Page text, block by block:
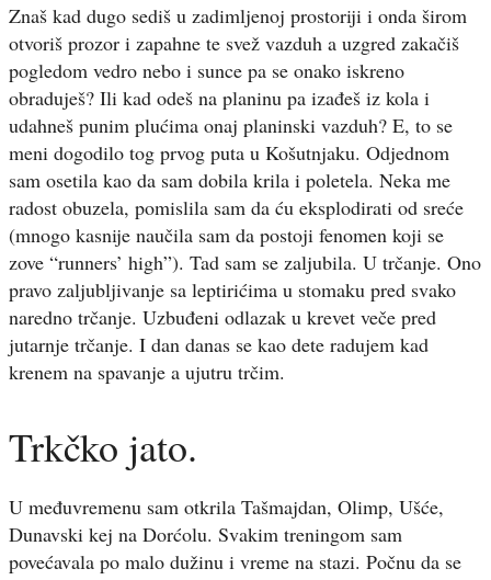
Znaš kad dugo sediš u zadimljenoj prostoriji i onda širom
otvoriš prozor i zapahne te svež vazduh a uzgred zakačiš
pogledom vedro nebo i sunce pa se onako iskreno
obraduješ? Ili kad odeš na planinu pa izađeš iz kola i
udahneš punim plućima onaj planinski vazduh? E, to se
meni dogodilo tog prvog puta u Košutnjaku. Odjednom
sam osetila kao da sam dobila krila i poletela. Neka me
radost obuzela, pomislila sam da ću eksplodirati od sreće
(mnogo kasnije naučila sam da postoji fenomen koji se
zove “runners’ high”). Tad sam se zaljubila. U trčanje. Ono
pravo zaljubljivanje sa leptirićima u stomaku pred svako
naredno trčanje. Uzbuđeni odlazak u krevet veče pred
jutarnje trčanje. I dan danas se kao dete radujem kad
krenem na spavanje a ujutru trčim.
Trkčko jato.
U međuvremenu sam otkrila Tašmajdan, Olimp, Ušće,
Dunavski kej na Dorćolu. Svakim treningom sam
povećavala po malo dužinu i vreme na stazi. Počnu da se